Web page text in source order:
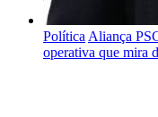
Política Aliança
operativa que mira